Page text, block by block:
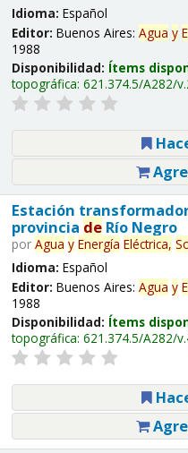
Idioma: Español
Editor: Buenos Aires: Agua y
1988
Disponibilidad: Ítems
topográfica: 621.374.5/A282/
Estación
provincia deRío Negro
por Agua y Energía Eléctrica,
Idioma: Español
Editor: Buenos Aires: Agua y
1988
Disponibilidad: Ítems
topográfica: 621.374.5/A282/